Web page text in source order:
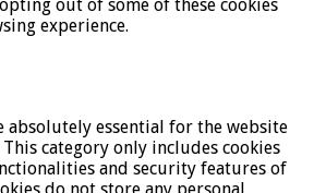
out of some of these cookies
experience.
absolutely essential for the website
category only includes cookies
and security features of